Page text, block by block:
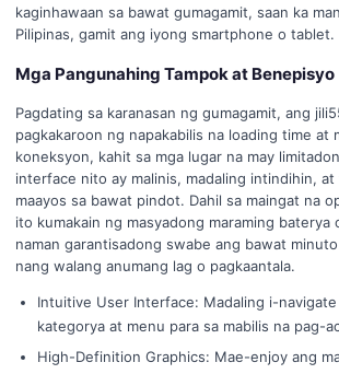
kaginhawaan sa bawat gumagamit, saan ka
Pilipinas, gamit ang iyong smartphone o tablet.
Mga Pangunahing Tampok at Benepisyo
Pagdating sa karanasan ng gumagamit, ang
pagkakaroon ng napakabilis na loading time at
koneksyon, kahit sa mga lugar na may
interface nito ay malinis, madaling intindihin,
maayos sa bawat pindot. Dahil sa maingat na
ito kumakain ng masyadong maraming baterya
naman garantisadong swabe ang bawat
nang walang anumang lag o pagkaantala.
Intuitive User Interface: Madaling i-
kategorya at menu para sa mabilis na pag-
High-Definition Graphics: Mae-enjoy ang